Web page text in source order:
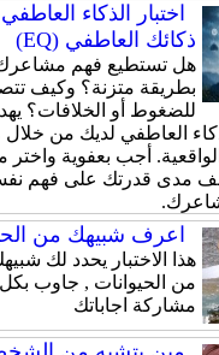
اختبار الذكاء
ذكائك العاطفي (EQ)
هل تستطيع فهم مشاعرك
بطريقة متزنة؟ وكيف
للضغوط أو الخلافات؟
العاطفي لديك من
الواقعية. أجب بعفوية
مدى قدرتك على فهم
اعرف شبيهك من
هذا الاختبار يحدد لك
من الحيوانات , جاوب
مشاركة اجاباتك